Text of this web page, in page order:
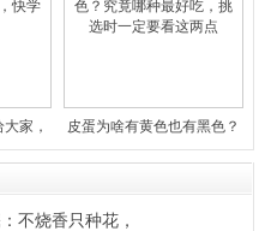
家，
皮蛋为啥有黄色也有黑色？
究竟哪
不烧香只种花，